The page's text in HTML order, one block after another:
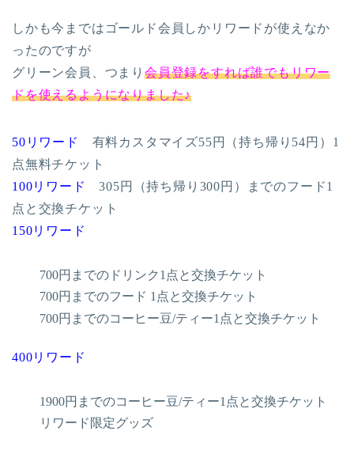
しかも今まではゴールド会員しかリワードが使えなか
ったのですが
グリーン会員、つまり 会員登録をすれば誰でもリワー
ドを使えるようになりました♪
50リワード
有料カスタマイズ55円（持ち帰り54円）1
点無料チケット
100リワード
305円（持ち帰り300円）までのフード1
点と交換チケット
150リワード
700円までのドリンク1点と交換チケット
700円までのフード 1点と交換チケット
700円までのコーヒー豆/ティー1点と交換チケット
400リワード
1900円までのコーヒー豆/ティー1点と交換チケット
リワード限定グッズ